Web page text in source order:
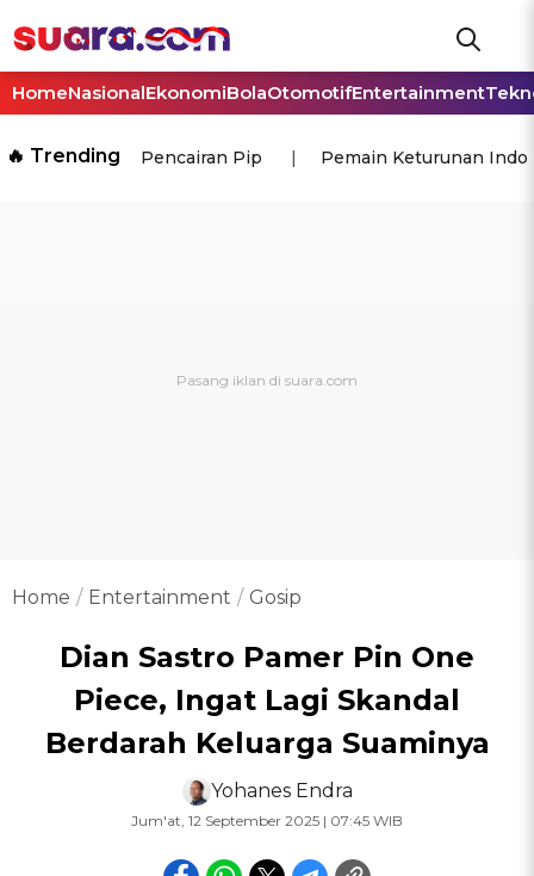
HomeNasionalEkonomiBolaOtomotifEntertainment
🔥 Trending Pencairan Pip Pemain Keturunan
Home Entertainment Gosip
Dian Sastro Pamer Pin One
Piece, Ingat Lagi Skandal
Berdarah Keluarga Suaminya
Yohanes Endra
Jum'at, 12 September 2025 | 07:45 WIB